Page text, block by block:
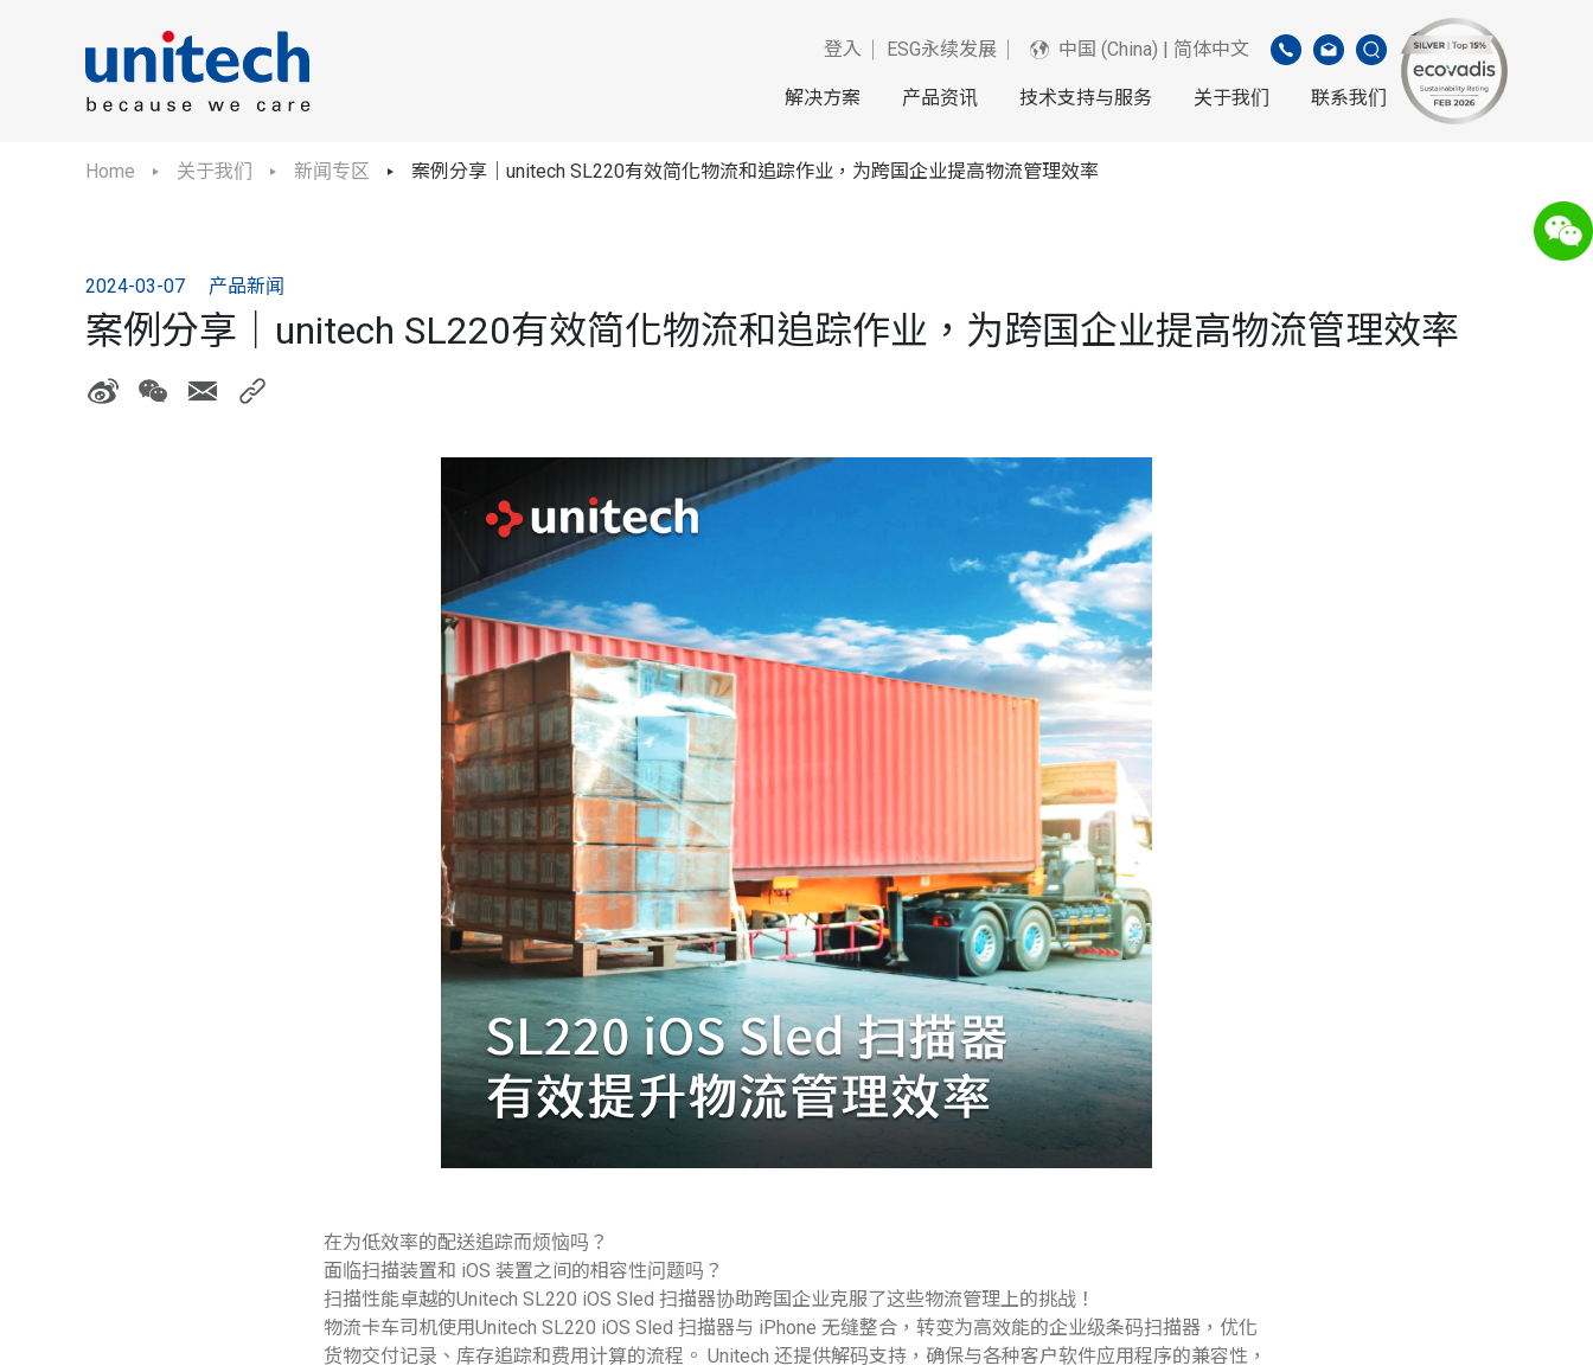
登入 ESG永续发展 中国 (China) | 简体中文
解决方案 产品资讯 技术支持与服务 关于我们 联系我们
Home 关于我们 新闻专区 案例分享｜unitech SL220有效简化物流和追踪作业，为跨国企业提高物流管理效率
2024-03-07 产品新闻
案例分享｜unitech SL220有效简化物流和追踪作业，为跨国企业提高物流管理效率
在为低效率的配送追踪而烦恼吗？
面临扫描装置和 iOS 装置之间的相容性问题吗？
扫描性能卓越的Unitech SL220 iOS Sled 扫描器协助跨国企业克服了这些物流管理上的挑战！
物流卡车司机使用Unitech SL220 iOS Sled 扫描器与 iPhone 无缝整合，转变为高效能的企业级条码扫描器，优化
货物交付记录、库存追踪和费用计算的流程。 Unitech 还提供解码支持，确保与各种客户软件应用程序的兼容性，